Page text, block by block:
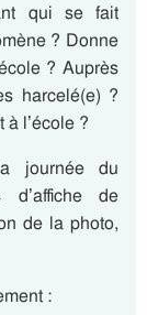
qui se fait
? Donne
? Auprès
harcelé(e) ?
l’école ?
journée du
d’affiche de
de la photo,
: